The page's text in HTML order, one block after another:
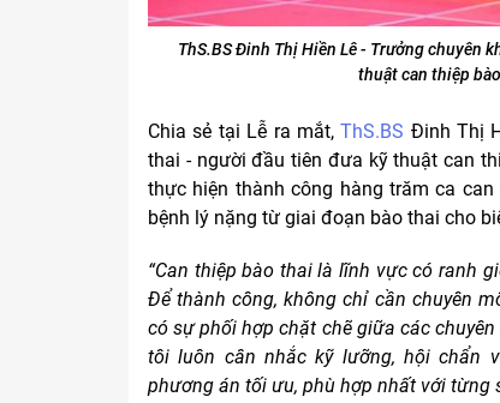
ThS.BSĐinh Thị Hiền Lê - Trưởng chuyên
thuật can thiệp
Chia sẻ tại Lễ ra mắt,ThS.BS Đinh Thị
thai - người đầu tiên đưa kỹ thuật can
thực hiện thành công hàng trăm ca
bệnh lý nặng từ giai đoạn bào thai cho
“Can thiệp bào thai là lĩnh vực có ranh
Để thành công, không chỉ cần chuyên
có sự phối hợp chặt chẽ giữa các
tôi luôn cân nhắc kỹ lưỡng, hội chẩn
phương án tối ưu, phù hợp nhất với từng